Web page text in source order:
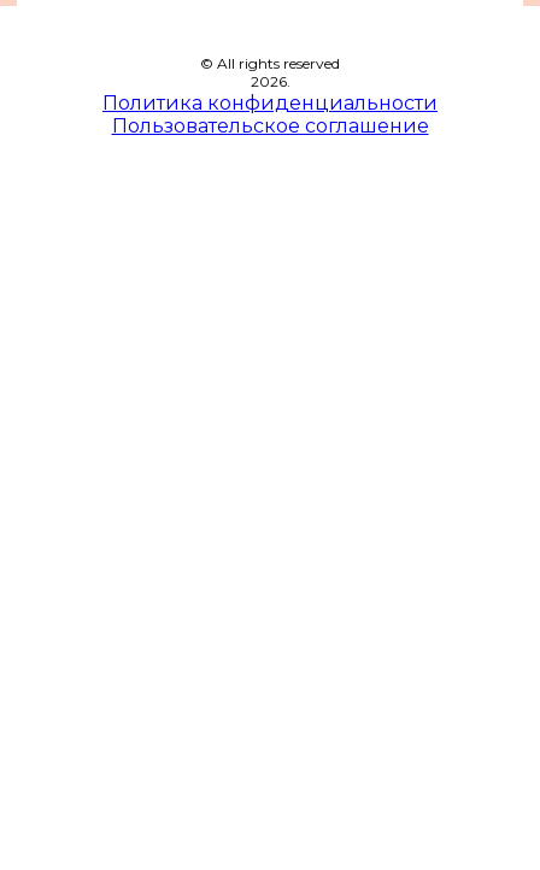
© All rights reserved
2026.
Политика конфиденциальности
Пользовательское соглашение